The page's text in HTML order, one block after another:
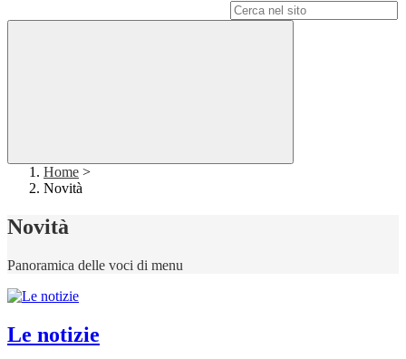
Home >
Novità
Novità
Panoramica delle voci di menu
Le notizie